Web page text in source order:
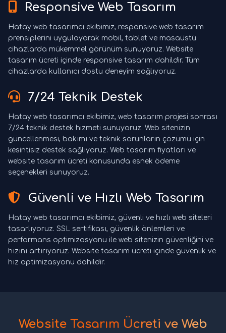
Responsive Web Tasarım
Hatay web tasarımcı ekibimiz, responsive web tasarım
prensiplerini uygulayarak mobil, tablet ve masaüstü
cihazlarda mükemmel görünüm sunuyoruz. Website
tasarım ücreti içinde responsive tasarım dahildir. Tüm
cihazlarda kullanıcı dostu deneyim sağlıyoruz.
7/24 Teknik Destek
Hatay web tasarımcı ekibimiz, web tasarım projesi sonrası
7/24 teknik destek hizmeti sunuyoruz. Web sitenizin
güncellenmesi, bakımı ve teknik sorunların çözümü için
kesintisiz destek sağlıyoruz. Web tasarım fiyatları ve
website tasarım ücreti konusunda esnek ödeme
seçenekleri sunuyoruz.
Güvenli ve Hızlı Web Tasarım
Hatay web tasarımcı ekibimiz, güvenli ve hızlı web siteleri
tasarlıyoruz. SSL sertifikası, güvenlik önlemleri ve
performans optimizasyonu ile web sitenizin güvenliğini ve
hızını artırıyoruz. Website tasarım ücreti içinde güvenlik ve
hız optimizasyonu dahildir.
Website Tasarım Ücreti ve Web